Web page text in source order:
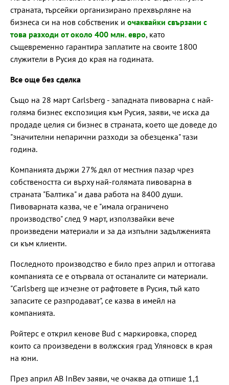
страната, търсейки организирано прехвърляне на
бизнеса си на нов собственик и очаквайки свързани с
това разходи от около 400 млн. евро, като
същевременно гарантира заплатите на своите 1800
служители в Русия до края на годината.
Все още без сделка
Също на 28 март Carlsberg - западната пивоварна с най-
голяма бизнес експозиция към Русия, заяви, че иска да
продаде целия си бизнес в страната, което ще доведе до
"значителни непарични разходи за обезценка" тази
година.
Компанията държи 27% дял от местния пазар чрез
собствеността си върху най-голямата пивоварна в
страната "Балтика" и дава работа на 8400 души.
Пивоварната казва, че е "имала ограничено
производство" след 9 март, използвайки вече
произведени материали и за да изпълни задълженията
си към клиенти.
Последното производство е било през април и оттогава
компанията се е отървала от останалите си материали.
"Carlsberg ще изчезне от рафтовете в Русия, тъй като
запасите се разпродават", се казва в имейл на
компанията.
Ройтерс е открил кенове Bud с маркировка, според
които са произведени в волжския град Уляновск в края
на юни.
През април AB InBev заяви, че очаква да отпише 1,1